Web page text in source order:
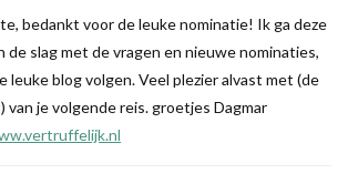
bedankt voor de leuke nominatie! Ik ga deze
de slag met de vragen en nieuwe nominaties,
leuke blog volgen. Veel plezier alvast met (de
van je volgende reis. groetjes Dagmar